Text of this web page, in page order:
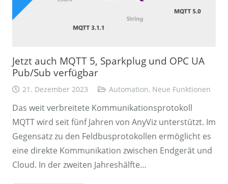
Jetzt auch MQTT 5, Sparkplug und OPC UA
Pub/Sub verfügbar
21. Dezember 2023 Automation, Neue Funktionen
Das weit verbreitete Kommunikationsprotokoll
MQTT wird seit fünf Jahren von AnyViz unterstützt. Im
Gegensatz zu den Feldbusprotokollen ermöglicht es
eine direkte Kommunikation zwischen Endgerät und
Cloud. In der zweiten Jahreshälfte…